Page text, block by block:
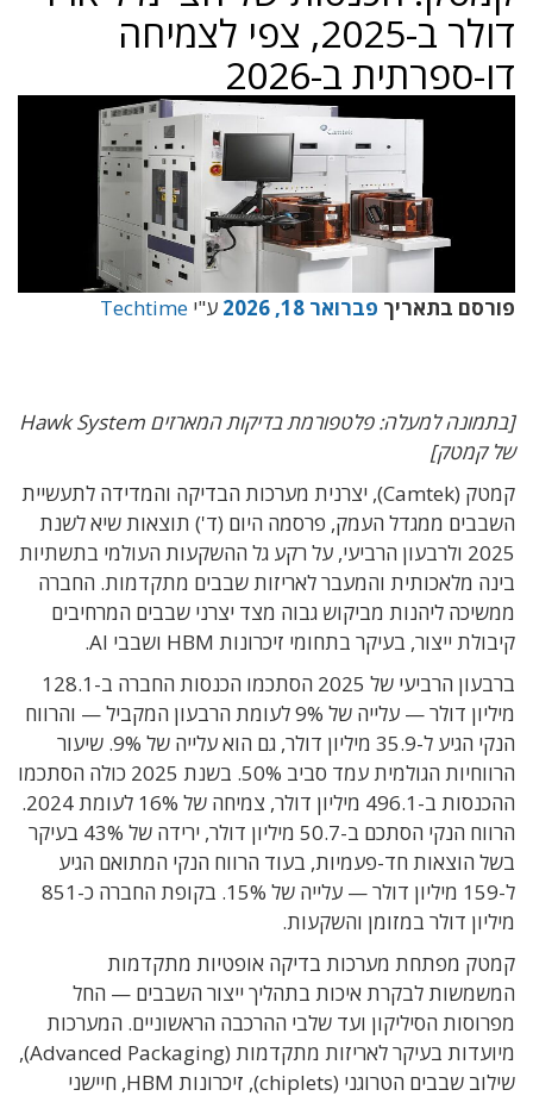
דולר ב-2025, צפי לצמיחה
דו-ספרתית ב-2026
פורסם בתאריך פברואר 18, 2026 ע"י Techtime
[בתמונה למעלה: פלטפורמת בדיקות המארזים Hawk System
של קמטק]
קמטק (Camtek), יצרנית מערכות הבדיקה והמדידה לתעשיית
השבבים ממגדל העמק, פרסמה היום (ד') תוצאות שיא לשנת
2025 ולרבעון הרביעי, על רקע גל ההשקעות העולמי בתשתיות
בינה מלאכותית והמעבר לאריזות שבבים מתקדמות. החברה
ממשיכה ליהנות מביקוש גבוה מצד יצרני שבבים המרחיבים
קיבולת ייצור, בעיקר בתחומי זיכרונות HBM ושבבי AI.
ברבעון הרביעי של 2025 הסתכמו הכנסות החברה ב-128.1
מיליון דולר — עלייה של 9% לעומת הרבעון המקביל — והרווח
הנקי הגיע ל-35.9 מיליון דולר, גם הוא עלייה של 9%. שיעור
הרווחיות הגולמית עמד סביב 50%. בשנת 2025 כולה הסתכמו
ההכנסות ב-496.1 מיליון דולר, צמיחה של 16% לעומת 2024.
הרווח הנקי הסתכם ב-50.7 מיליון דולר, ירידה של 43% בעיקר
בשל הוצאות חד-פעמיות, בעוד הרווח הנקי המתואם הגיע
ל-159 מיליון דולר — עלייה של 15%. בקופת החברה כ-851
מיליון דולר במזומן והשקעות.
קמטק מפתחת מערכות בדיקה אופטיות מתקדמות
המשמשות לבקרת איכות בתהליך ייצור השבבים — החל
מפרוסות הסיליקון ועד שלבי ההרכבה הראשוניים. המערכות
מיועדות בעיקר לאריזות מתקדמות (Advanced Packaging),
שילוב שבבים הטרוגני (chiplets), זיכרונות HBM, חיישני